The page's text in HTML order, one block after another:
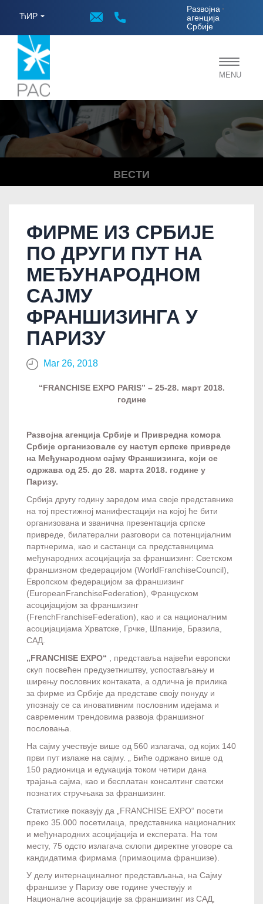
ЋИР
Развојна
агенција
Србије
;
Toggle
MENU
ВЕСТИ
ФИРМЕ ИЗ СРБИЈЕ
ПО ДРУГИ ПУТ НА
МЕЂУНАРОДНОМ
САЈМУ
ФРАНШИЗИНГА У
ПАРИЗУ
Mar 26, 2018
“FRANCHISE EXPO PARIS” – 25-28. март 2018.
године
Развојна агенција Србије и Привредна комора
Србије организовале су наступ српске привреде
на Међународном сајму Франшизинга, који се
одржава од 25. до 28. марта 2018. године у
Паризу.
Србија другу годину заредом има своје представнике
на тој престижној манифестацији на којој ће бити
организована и званична презентација српске
привреде, билатерални разговори са потенцијалним
партнерима, као и састанци са представницима
међународних асоцијација за франшизинг: Светском
франшизном федерацијом (WorldFranchiseCouncil),
Европском федерацијом за франшизинг
(EuropeanFranchiseFederation), Француском
асоцијацијом за франшизинг
(FrenchFranchiseFederation), као и са националним
асоцијацијама Хрватске, Грчке, Шпаније, Бразила,
САД.
„FRANCHISE EXPO“ , представља највећи европски
скуп посвећен предузетништву, успостављању и
ширењу пословних контаката, а одлична је прилика
за фирме из Србије да представе своју понуду и
упознају се са иновативним пословним идејама и
савременим трендовима развоја франшизног
пословања.
На сајму учествује више од 560 излагача, од којих 140
први пут излаже на сајму. „ Биће одржано више од
150 радионица и едукација током четири дана
трајања сајма, као и бесплатан консалтинг светски
познатих стручњака за франшизинг.
Статистике показују да „FRANCHISE EXPO“ посети
преко 35.000 посетилаца, представника националних
и међународних асоцијација и експерата. На том
месту, 75 одсто излагача склопи директне уговоре са
кандидатима фирмама (примаоцима франшизе).
У делу интернациналног представљања, на Сајму
франшизе у Паризу ове године учествују и
Националне асоцијације за франшизинг из САД,